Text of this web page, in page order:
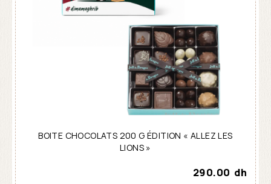
BOITE CHOCOLATS 200 G ÉDITION « ALLEZ LES
LIONS »
290.00 dh